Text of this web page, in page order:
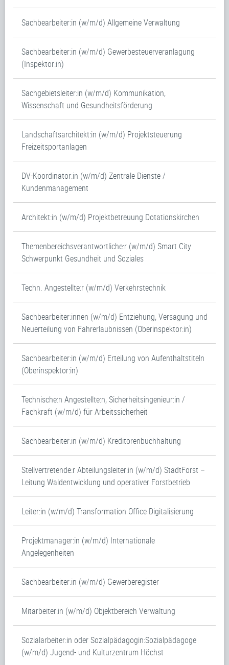
Sachbearbeiter:in (w/m/d) Allgemeine Verwaltung
Sachbearbeiter:in (w/m/d) Gewerbesteuerveranlagung
(Inspektor:in)
Sachgebietsleiter:in (w/m/d) Kommunikation,
Wissenschaft und Gesundheitsförderung
Landschaftsarchitekt:in (w/m/d) Projektsteuerung
Freizeitsportanlagen
DV-Koordinator:in (w/m/d) Zentrale Dienste /
Kundenmanagement
Architekt:in (w/m/d) Projektbetreuung Dotationskirchen
Themenbereichsverantwortliche:r (w/m/d) Smart City
Schwerpunkt Gesundheit und Soziales
Techn. Angestellte:r (w/m/d) Verkehrstechnik
Sachbearbeiter:innen (w/m/d) Entziehung, Versagung und
Neuerteilung von Fahrerlaubnissen (Oberinspektor:in)
Sachbearbeiter:in (w/m/d) Erteilung von Aufenthaltstiteln
(Oberinspektor:in)
Technische:n Angestellte:n, Sicherheitsingenieur:in /
Fachkraft (w/m/d) für Arbeitssicherheit
Sachbearbeiter:in (w/m/d) Kreditorenbuchhaltung
Stellvertretende:r Abteilungsleiter:in (w/m/d) StadtForst –
Leitung Waldentwicklung und operativer Forstbetrieb
Leiter:in (w/m/d) Transformation Office Digitalisierung
Projektmanager:in (w/m/d) Internationale
Angelegenheiten
Sachbearbeiter:in (w/m/d) Gewerberegister
Mitarbeiter:in (w/m/d) Objektbereich Verwaltung
Sozialarbeiter:in oder Sozialpädagogin:Sozialpädagoge
(w/m/d) Jugend- und Kulturzentrum Höchst